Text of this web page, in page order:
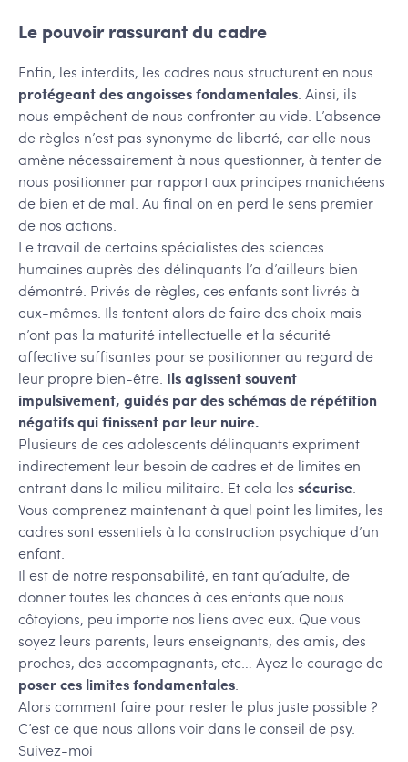
Le pouvoir rassurant du cadre
Enfin, les interdits, les cadres nous structurent en nous
protégeant des angoisses fondamentales. Ainsi, ils
nous empêchent de nous confronter au vide. L’absence
de règles n’est pas synonyme de liberté, car elle nous
amène nécessairement à nous questionner, à tenter de
nous positionner par rapport aux principes manichéens
de bien et de mal. Au final on en perd le sens premier
de nos actions.
Le travail de certains spécialistes des sciences
humaines auprès des délinquants l’a d’ailleurs bien
démontré. Privés de règles, ces enfants sont livrés à
eux-mêmes. Ils tentent alors de faire des choix mais
n’ont pas la maturité intellectuelle et la sécurité
affective suffisantes pour se positionner au regard de
leur propre bien-être. Ils agissent souvent
impulsivement, guidés par des schémas de répétition
négatifs qui finissent par leur nuire.
Plusieurs de ces adolescents délinquants expriment
indirectement leur besoin de cadres et de limites en
entrant dans le milieu militaire. Et cela les sécurise.
Vous comprenez maintenant à quel point les limites, les
cadres sont essentiels à la construction psychique d’un
enfant.
Il est de notre responsabilité, en tant qu’adulte, de
donner toutes les chances à ces enfants que nous
côtoyions, peu importe nos liens avec eux. Que vous
soyez leurs parents, leurs enseignants, des amis, des
proches, des accompagnants, etc… Ayez le courage de
poser ces limites fondamentales.
Alors comment faire pour rester le plus juste possible ?
C’est ce que nous allons voir dans le conseil de psy.
Suivez-moi